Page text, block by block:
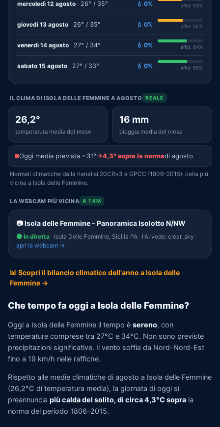
mercoledì 12 agosto 26° / 35° 💧 0% affid. 53%
giovedì 13 agosto 26° / 35° 💧 0% affid. 55%
venerdì 14 agosto 27° / 34° 💧 0% affid. 64%
sabato 15 agosto 27° / 33° 💧 0% affid. 65%
IL CLIMA DI ISOLA DELLE FEMMINE A AGOSTO REALE
26,2°
temperatura media del mese
16 mm
pioggia media del mese
Oggi media prevista ~31°:+4,3° sopra la normadi agosto
Normali climatiche dalla rianalisi 20CRv3 e GPCC (1806–2015), cella più
vicina a Isola delle Femmine.
LA WEBCAM PIÙ VICINA A 1 KM
📷 Isola delle Femmine - Panoramica Isolotto N/NW
🟢 in diretta · Isola Delle Femmine, Sicilia PA · l'AI vede: clear_sky ·
apri la webcam →
📊 Scopri il bilancio climatico dell'anno a Isola delle
Femmine →
Che tempo fa oggi a Isola delle Femmine?
Oggi a Isola delle Femmine il tempo è sereno, con
temperature comprese tra 27°C e 34°C. Non sono previste
precipitazioni significative. Il vento soffia da Nord-Nord-Est
fino a 19 km/h nelle raffiche.
Rispetto alle medie climatiche di agosto a Isola delle Femmine
(26,2°C di temperatura media), la giornata di oggi si
preannuncia più calda del solito, di circa 4,3°C sopra la
norma del periodo 1806–2015.